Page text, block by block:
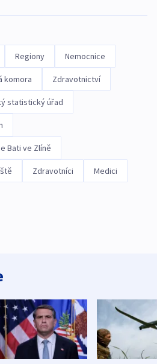
Regiony Nemocnice
komora Zdravotnictví
statistický úřad
Bati ve Zlíně
Zdravotníci Medici